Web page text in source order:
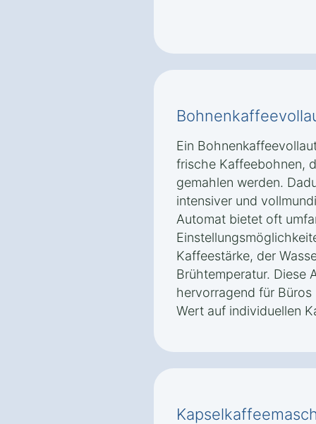
Ein
frische Kaffeebohnen,
gemahlen werden.
intensiver und
Automat bietet oft
Kaffeestärke, der
Brühtemperatur. Diese
hervorragend für
Wert auf individuellen